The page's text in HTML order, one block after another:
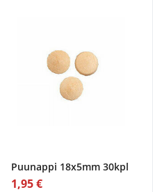
Puunappi 18x5mm 30kpl
1,95 €